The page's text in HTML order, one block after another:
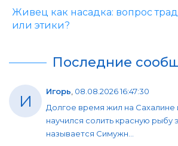
Живец как насадка: вопрос
или этики?
Последние
И Игорь 08.08.2026 16:47:30
Долгое время жил на Сахалине
научился солить красную рыбу
называется Симужн...